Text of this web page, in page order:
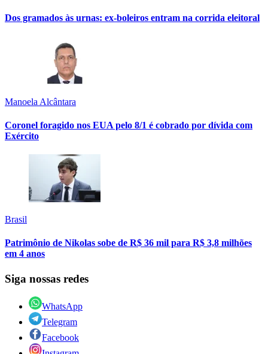
Dos gramados às urnas: ex-boleiros entram na corrida eleitoral
Manoela Alcântara
Coronel foragido nos EUA pelo 8/1 é cobrado por dívida com
Exército
Brasil
Patrimônio de Nikolas sobe de R$ 36 mil para R$ 3,8 milhões
em 4 anos
Siga nossas redes
WhatsApp
Telegram
Facebook